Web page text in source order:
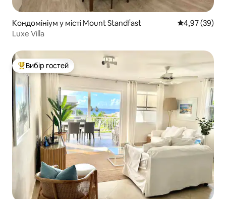
Кондомініум у місті Mount Standfast Середня
4,97 (39)
Luxe Villa
Топ вибір гостей
Вибір гостей